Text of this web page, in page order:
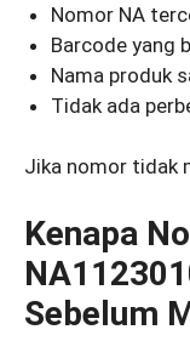
Nomor NA
Barcode yang
Nama produk
Tidak ada
Jika nomor tidak
Kenapa
Sebelum